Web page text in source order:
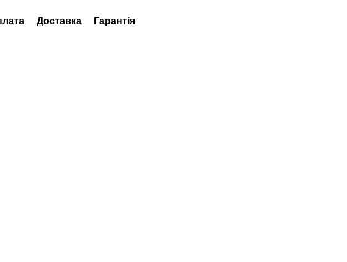
Доставка Гарантія